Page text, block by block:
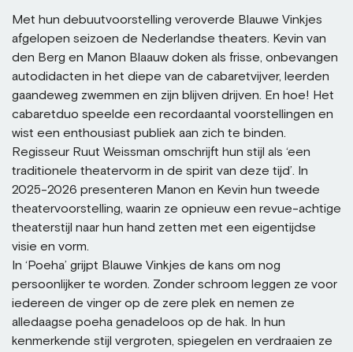
Met hun debuutvoorstelling veroverde Blauwe Vinkjes
afgelopen seizoen de Nederlandse theaters. Kevin van
den Berg en Manon Blaauw doken als frisse, onbevangen
autodidacten in het diepe van de cabaretvijver, leerden
gaandeweg zwemmen en zijn blijven drijven. En hoe! Het
cabaretduo speelde een recordaantal voorstellingen en
wist een enthousiast publiek aan zich te binden.
Regisseur Ruut Weissman omschrijft hun stijl als ‘een
traditionele theatervorm in de spirit van deze tijd’. In
2025-2026 presenteren Manon en Kevin hun tweede
theatervoorstelling, waarin ze opnieuw een revue-achtige
theaterstijl naar hun hand zetten met een eigentijdse
visie en vorm.
In ‘Poeha’ grijpt Blauwe Vinkjes de kans om nog
persoonlijker te worden. Zonder schroom leggen ze voor
iedereen de vinger op de zere plek en nemen ze
alledaagse poeha genadeloos op de hak. In hun
kenmerkende stijl vergroten, spiegelen en verdraaien ze